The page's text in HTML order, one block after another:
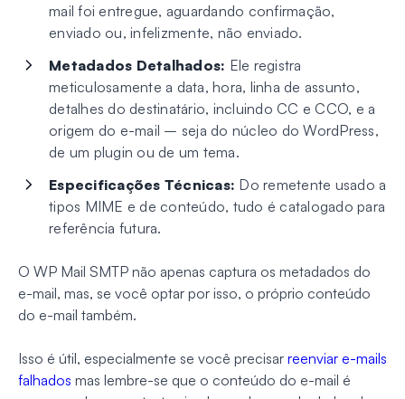
mail foi entregue, aguardando confirmação,
enviado ou, infelizmente, não enviado.
Metadados Detalhados: Ele registra
meticulosamente a data, hora, linha de assunto,
detalhes do destinatário, incluindo CC e CCO, e a
origem do e-mail – seja do núcleo do WordPress,
de um plugin ou de um tema.
Especificações Técnicas: Do remetente usado a
tipos MIME e de conteúdo, tudo é catalogado para
referência futura.
O WP Mail SMTP não apenas captura os metadados do
e-mail, mas, se você optar por isso, o próprio conteúdo
do e-mail também.
Isso é útil, especialmente se você precisar reenviar e-mails
falhados mas lembre-se que o conteúdo do e-mail é